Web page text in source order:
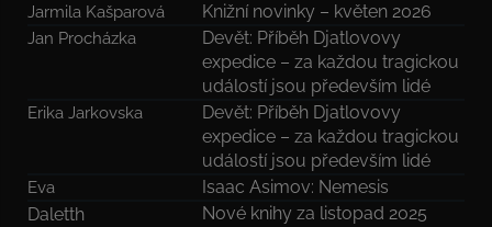
Jarmila Kašparová Knižní novinky – květen 2026
Jan Procházka
Devět: Příběh Djatlovovy
expedice – za každou tragickou
událostí jsou především lidé
Erika Jarkovska
Devět: Příběh Djatlovovy
expedice – za každou tragickou
událostí jsou především lidé
Eva
Isaac Asimov: Nemesis
Daletth
Nové knihy za listopad 2025